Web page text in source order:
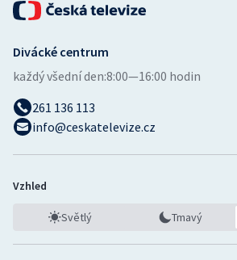
Divácké centrum
každý všední den:8:00—16:00 hodin
261 136 113
info@ceskatelevize.cz
Vzhled
Světlý Tmavý